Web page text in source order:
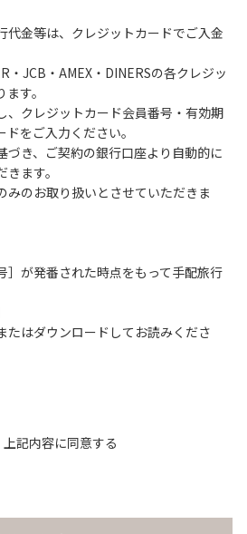
健康チェックの徹底。
意しております。
をさせていただく場合がございま
朝晩は冷えます。服装は１枚多めに
は、食事中以外はマスクの着用をお
レをご利用ください。
レの使用は禁止とさせていただき
代金等は、クレジットカードでご入金
・JCB・AMEX・DINERSの各クレジッ
す。
クレジットカード会員番号・有効期
をご入力ください。
づき、ご契約の銀行口座より自動的に
ます。
みのお取り扱いとさせていただきま
］が発番された時点をもって手配旅行
たはダウンロードしてお読みくださ
上記内容に同意する